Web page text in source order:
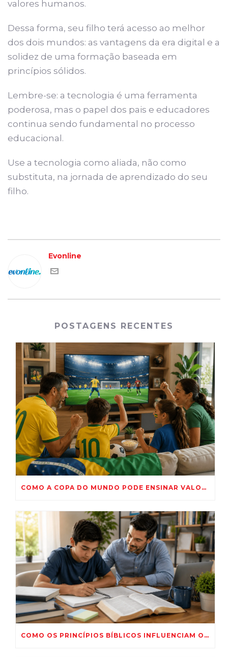
valores humanos.
Dessa forma, seu filho terá acesso ao melhor
dos dois mundos: as vantagens da era digital e a
solidez de uma formação baseada em
princípios sólidos.
Lembre-se: a tecnologia é uma ferramenta
poderosa, mas o papel dos pais e educadores
continua sendo fundamental no processo
educacional.
Use a tecnologia como aliada, não como
substituta, na jornada de aprendizado do seu
filho.
Evonline
POSTAGENS RECENTES
COMO A COPA DO MUNDO PODE ENSINAR VALORES IMPORTANTES PARA AS CRIANÇAS?
COMO OS PRINCÍPIOS BÍBLICOS INFLUENCIAM O DESEMPENHO ESCOLAR?